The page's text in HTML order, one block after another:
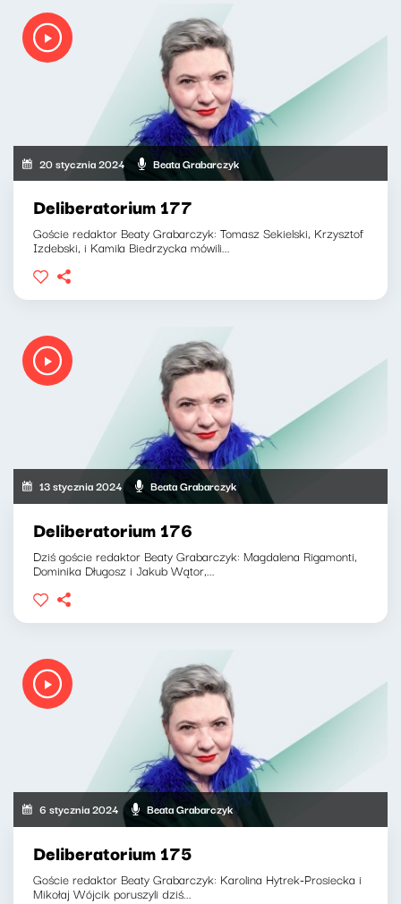
20 stycznia 2024 Beata Grabarczyk
Deliberatorium 177
Goście redaktor Beaty Grabarczyk: Tomasz Sekielski, Krzysztof
Izdebski, i Kamila Biedrzycka mówili...
13 stycznia 2024 Beata Grabarczyk
Deliberatorium 176
Dziś goście redaktor Beaty Grabarczyk: Magdalena Rigamonti,
Dominika Długosz i Jakub Wątor,...
6 stycznia 2024 Beata Grabarczyk
Deliberatorium 175
Goście redaktor Beaty Grabarczyk: Karolina Hytrek-Prosiecka i
Mikołaj Wójcik poruszyli dziś...